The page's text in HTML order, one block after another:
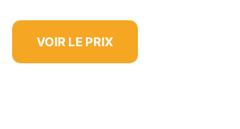
VOIR LE PRIX